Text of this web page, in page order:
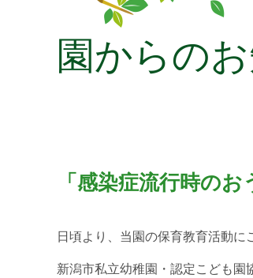
園からの
「感染症流行時の
日頃より、当園の保育教育活動に
新潟市私立幼稚園・認定こども